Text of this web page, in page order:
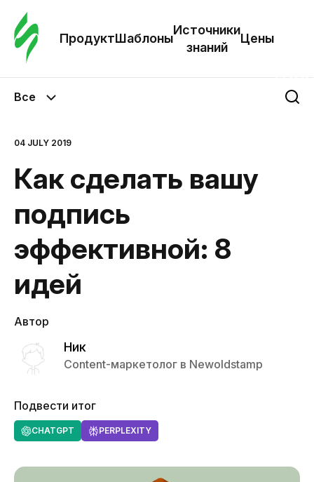
ПродуктШаблоны
Источники
знаний
Цены
Все
04 JULY 2019
Как сделать вашу
подпись
эффективной: 8
идей
Автор
Ник
Content-маркетолог в Newoldstamp
Подвести итог
CHATGPT PERPLEXITY